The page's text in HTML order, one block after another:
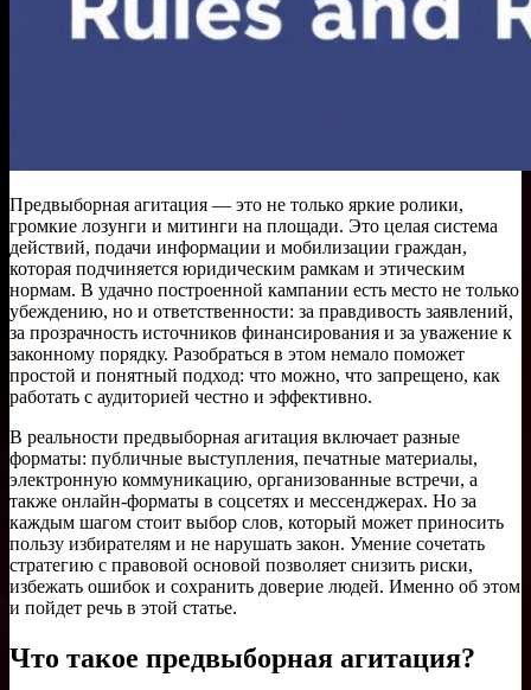
Предвыборная агитация — это не только яркие ролики,
громкие лозунги и митинги на площади. Это целая система
действий, подачи информации и мобилизации граждан,
которая подчиняется юридическим рамкам и этическим
нормам. В удачно построенной кампании есть место не только
убеждению, но и ответственности: за правдивость заявлений,
за прозрачность источников финансирования и за уважение к
законному порядку. Разобраться в этом немало поможет
простой и понятный подход: что можно, что запрещено, как
работать с аудиторией честно и эффективно.
В реальности предвыборная агитация включает разные
форматы: публичные выступления, печатные материалы,
электронную коммуникацию, организованные встречи, а
также онлайн-форматы в соцсетях и мессенджерах. Но за
каждым шагом стоит выбор слов, который может приносить
пользу избирателям и не нарушать закон. Умение сочетать
стратегию с правовой основой позволяет снизить риски,
избежать ошибок и сохранить доверие людей. Именно об этом
и пойдет речь в этой статье.
Что такое предвыборная агитация?